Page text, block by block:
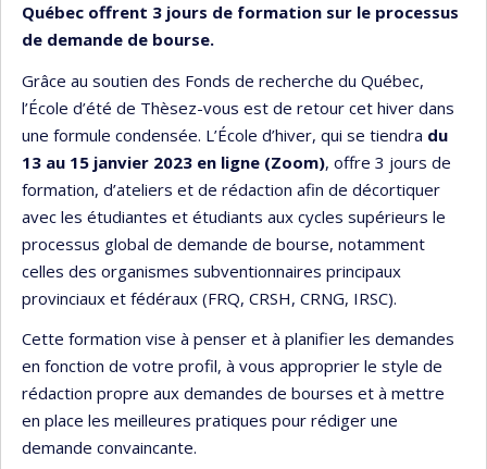
Québec offrent 3 jours de formation sur le processus
de demande de bourse.
Grâce au soutien des Fonds de recherche du Québec,
l’École d’été de Thèsez-vous est de retour cet hiver dans
une formule condensée. L’École d’hiver, qui se tiendra du
13 au 15 janvier 2023 en ligne (Zoom), offre 3 jours de
formation, d’ateliers et de rédaction afin de décortiquer
avec les étudiantes et étudiants aux cycles supérieurs le
processus global de demande de bourse, notamment
celles des organismes subventionnaires principaux
provinciaux et fédéraux (FRQ, CRSH, CRNG, IRSC).
Cette formation vise à penser et à planifier les demandes
en fonction de votre profil, à vous approprier le style de
rédaction propre aux demandes de bourses et à mettre
en place les meilleures pratiques pour rédiger une
demande convaincante.